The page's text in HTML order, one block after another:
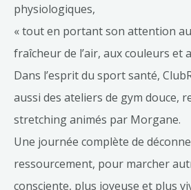
physiologiques,
« tout en portant son attention
fraîcheur de l’air, aux couleurs et
Dans l’esprit du sport santé,
aussi des ateliers de gym douce,
stretching animés par Morgane.
Une journée complète de
ressourcement, pour marcher
consciente, plus joyeuse et plus